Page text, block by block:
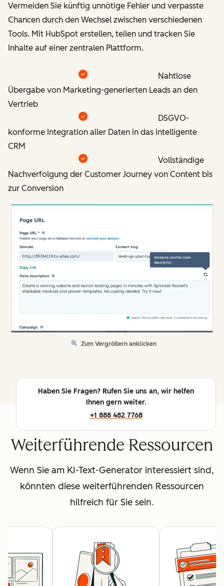
Vermeiden Sie künftig unnötige Fehler und verpasste
Chancen durch den Wechsel zwischen verschiedenen
Tools. Mit HubSpot erstellen, teilen und tracken Sie
Inhalte auf einer zentralen Plattform.
Nahtlose
Übergabe von Marketing-generierten Leads an den
Vertrieb
DSGVO-
konforme Integration aller Daten in das intelligente
CRM
Vollständige
Nachverfolgung der Customer Journey von Content bis
zur Conversion
Zum Vergrößern anklicken
Haben Sie Fragen? Rufen Sie uns an, wir helfen
Ihnen gern weiter.
+1 888 482 7768
Weiterführende Ressourcen
Wenn Sie am KI-Text-Generator interessiert sind,
könnten diese weiterführenden Ressourcen
hilfreich für Sie sein.